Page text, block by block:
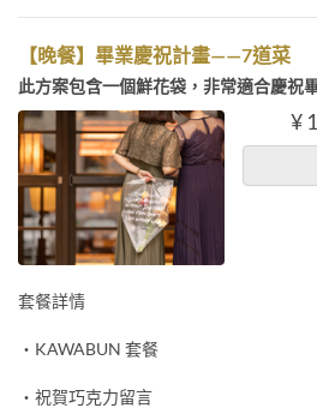
【晚餐】畢業慶祝計畫——7道菜
此方案包含一個鮮花袋，非常適合慶祝
¥
套餐詳情
・KAWABUN 套餐
・祝賀巧克力留言